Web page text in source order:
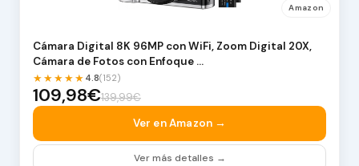
Amazon
Cámara Digital 8K 96MP con WiFi, Zoom Digital 20X,
Cámara de Fotos con Enfoque …
★★★★★ 4.8(152)
109,98€139,99€
Ver en Amazon →
Ver más detalles →